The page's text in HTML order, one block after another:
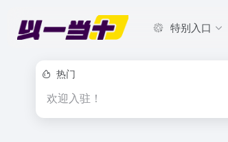
特别入口
热门
欢迎入驻！